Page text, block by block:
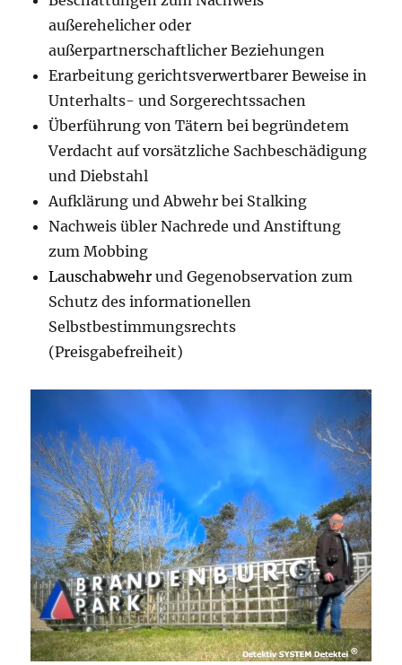
außerehelicher oder
außerpartnerschaftlicher Beziehungen
Erarbeitung gerichtsverwertbarer Beweise in
Unterhalts- und Sorgerechtssachen
Überführung von Tätern bei begründetem
Verdacht auf vorsätzliche Sachbeschädigung
und Diebstahl
Aufklärung und Abwehr bei Stalking
Nachweis übler Nachrede und Anstiftung
zum Mobbing
Lauschabwehrund Gegenobservation zum
Schutz des informationellen
Selbstbestimmungsrechts
(Preisgabefreiheit)